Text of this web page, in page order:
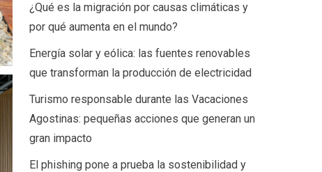
¿Qué es la migración por causas climáticas y
por qué aumenta en el mundo?
Energía solar y eólica: las fuentes renovables
que transforman la producción de electricidad
Turismo responsable durante las Vacaciones
Agostinas: pequeñas acciones que generan un
gran impacto
El phishing pone a prueba la sostenibilidad y